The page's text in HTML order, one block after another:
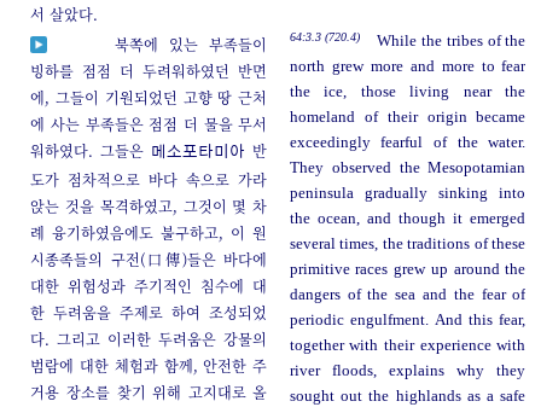
서 살았다.
북쪽에 있는 부족들이
빙하를 점점 더 두려워하였던 반면
에, 그들이 기원되었던 고향 땅 근처
에 사는 부족들은 점점 더 물을 무서
워하였다. 그들은 메소포타미아 반
도가 점차적으로 바다 속으로 가라
앉는 것을 목격하였고, 그것이 몇 차
례 융기하였음에도 불구하고, 이 원
시종족들의 구전(口傳)들은 바다에
대한 위험성과 주기적인 침수에 대
한 두려움을 주제로 하여 조성되었
다. 그리고 이러한 두려움은 강물의
범람에 대한 체험과 함께, 안전한 주
거용 장소를 찾기 위해 고지대로 올
64:3.3 (720.4)
While the tribes of the
north grew more and more to fear
the ice, those living near the
homeland of their origin became
exceedingly fearful of the water.
They observed the Mesopotamian
peninsula gradually sinking into
the ocean, and though it emerged
several times, the traditions of these
primitive races grew up around the
dangers of the sea and the fear of
periodic engulfment. And this fear,
together with their experience with
river floods, explains why they
sought out the highlands as a safe